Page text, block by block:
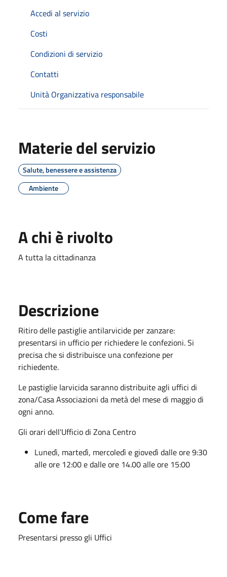
Accedi al servizio
Costi
Condizioni di servizio
Contatti
Unità Organizzativa responsabile
Materie del servizio
Salute, benessere e assistenza
Ambiente
A chi è rivolto
A tutta la cittadinanza
Descrizione
Ritiro delle pastiglie antilarvicide per zanzare:
presentarsi in ufficio per richiedere le confezioni. Si
precisa che si distribuisce una confezione per
richiedente.
Le pastiglie larvicida saranno distribuite agli uffici di
zona/Casa Associazioni da metà del mese di maggio di
ogni anno.
Gli orari dell'Ufficio di Zona Centro
Lunedì, martedì, mercoledì e giovedì dalle ore 9:30
alle ore 12:00 e dalle ore 14.00 alle ore 15:00
Come fare
Presentarsi presso gli Uffici